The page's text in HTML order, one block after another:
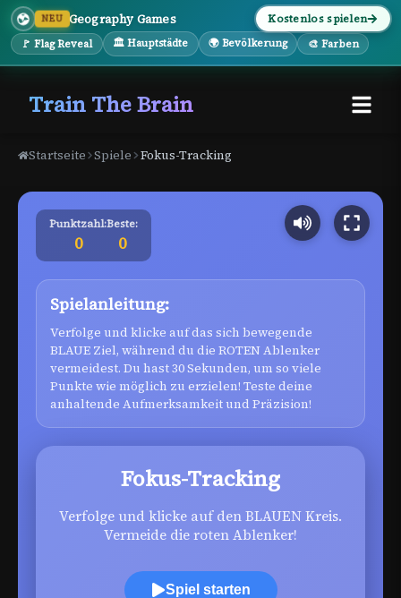
NEU Geography Games
🚩 Flag Reveal 🏛 Hauptstädte 🌍 Bevölkerung 🎨 Farben
Kostenlos spielen
Train The Brain
Startseite Spiele Fokus-Tracking
Punktzahl:
0
Beste:
0
Spielanleitung:
Verfolge und klicke auf das sich bewegende
BLAUE Ziel, während du die ROTEN Ablenker
vermeidest. Du hast 30 Sekunden, um so viele
Punkte wie möglich zu erzielen! Teste deine
anhaltende Aufmerksamkeit und Präzision!
Fokus-Tracking
Verfolge und klicke auf den BLAUEN Kreis.
Vermeide die roten Ablenker!
Spiel starten